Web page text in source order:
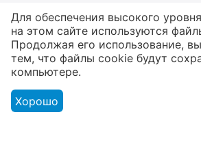
товаров
От расходников до
оборудования
Для обеспечения высокого
на этом сайте используются
Продолжая его использование,
тем, что файлы cookie будут
компьютере.
Хорошо